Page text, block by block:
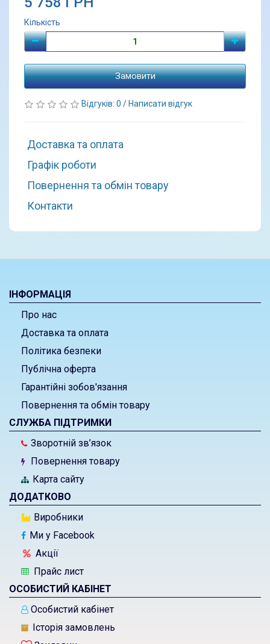
Кількість
Замовити
Відгуків: 0 / Написати відгук
Доставка та оплата
Графік роботи
Повернення та обмін товару
Контакти
ІНФОРМАЦІЯ
Про нас
Доставка та оплата
Політика безпеки
Публічна оферта
Гарантійні зобов'язання
Повернення та обмін товару
СЛУЖБА ПІДТРИМКИ
Зворотній зв’язок
Повернення товару
Карта сайту
ДОДАТКОВО
Виробники
Ми у Facebook
Акції
Прайс лист
ОСОБИСТИЙ КАБІНЕТ
Особистий кабінет
Історія замовлень